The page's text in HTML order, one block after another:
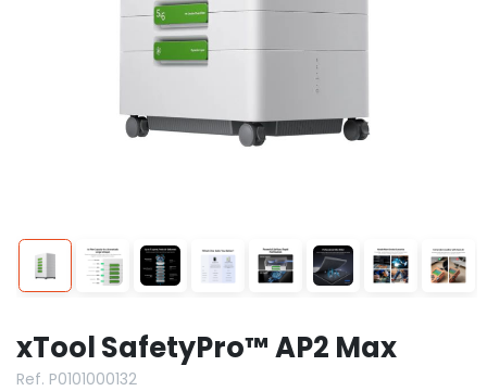
xTool SafetyPro™ AP2 Max
Ref. P0101000132